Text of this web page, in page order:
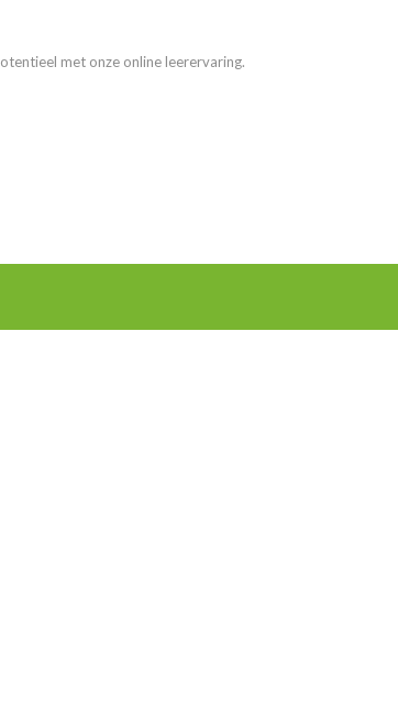
met onze online leerervaring.